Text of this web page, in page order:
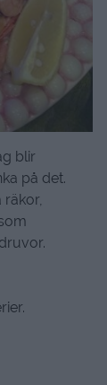
blir
på det.
räkor,